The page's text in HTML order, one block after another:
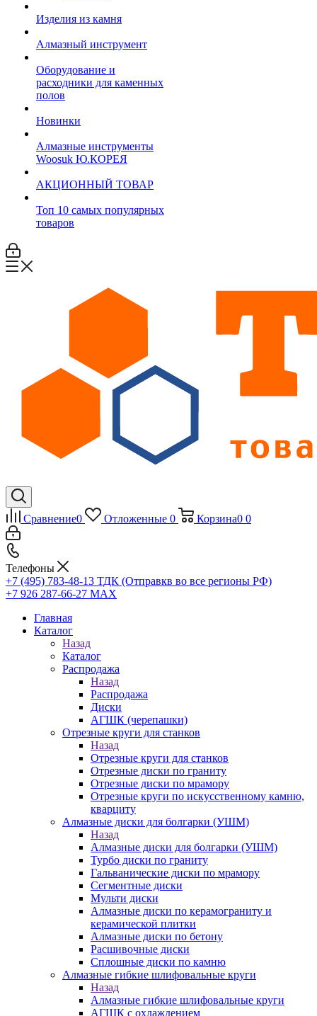
Изделия из камня
Алмазный инструмент
Оборудование и
расходники для каменных
полов
Новинки
Алмазные инструменты
Woosuk Ю.КОРЕЯ
АКЦИОННЫЙ ТОВАР
Топ 10 самых популярных
товаров
Сравнение0 Отложенные 0 Корзина0 0
Телефоны
+7 (495) 783-48-13 ТДК (Отправкв во все регионы РФ)
+7 926 287-66-27 МАХ
Главная
Каталог
Назад
Каталог
Распродажа
Назад
Распродажа
Диски
АГШК (черепашки)
Отрезные круги для станков
Назад
Отрезные круги для станков
Отрезные диски по граниту
Отрезные диски по мрамору
Отрезные круги по искусственному камню,
кварциту
Алмазные диски для болгарки (УШМ)
Назад
Алмазные диски для болгарки (УШМ)
Турбо диски по граниту
Гальванические диски по мрамору
Сегментные диски
Мульти диски
Алмазные диски по керамограниту и
керамической плитки
Алмазные диски по бетону
Расшивочные диски
Сплошные диски по камню
Алмазные гибкие шлифовальные круги
Назад
Алмазные гибкие шлифовальные круги
АГШК с охлаждением